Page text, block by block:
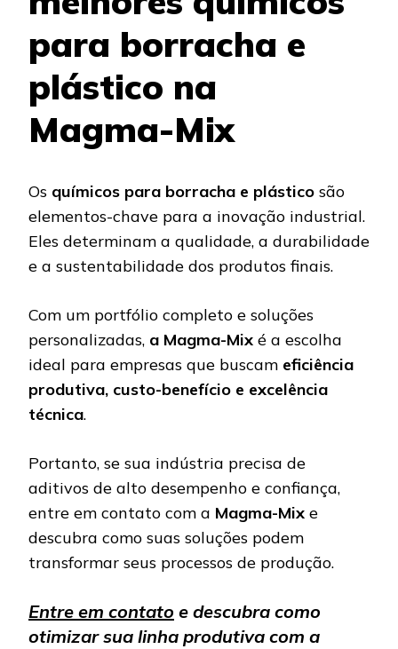
para borracha e
plástico na
Magma-Mix
Os químicos para borracha e plástico são
elementos-chave para a inovação industrial.
Eles determinam a qualidade, a durabilidade
e a sustentabilidade dos produtos finais.
Com um portfólio completo e soluções
personalizadas, a Magma-Mix é a escolha
ideal para empresas que buscam eficiência
produtiva, custo-benefício e excelência
técnica.
Portanto, se sua indústria precisa de
aditivos de alto desempenho e confiança,
entre em contato com a Magma-Mix e
descubra como suas soluções podem
transformar seus processos de produção.
Entre em contato e descubra como
otimizar sua linha produtiva com a